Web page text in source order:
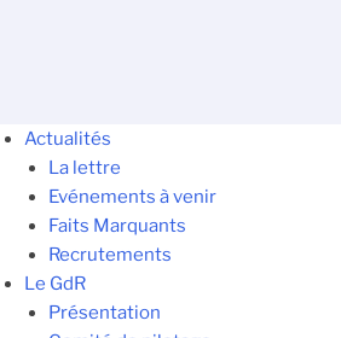
Actualités
La lettre
Evénements à venir
Faits Marquants
Recrutements
Le GdR
Présentation